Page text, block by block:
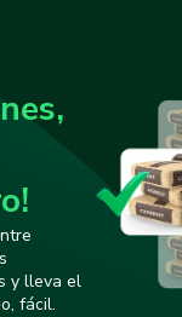
y lleva el
fácil.